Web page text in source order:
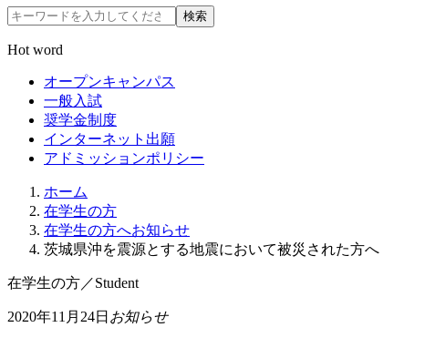
検索
Hot word
オープンキャンパス
一般入試
奨学金制度
インターネット出願
アドミッションポリシー
ホーム
在学生の方
在学生の方へお知らせ
茨城県沖を震源とする地震において被災された方へ
在学生の方／Student
2020年11月24日 お知らせ